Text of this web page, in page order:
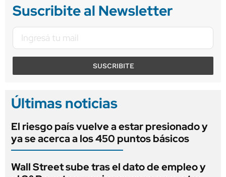
Suscribite al Newsletter
SUSCRIBITE
Últimas noticias
El riesgo país vuelve a estar presionado y
ya se acerca a los 450 puntos básicos
Wall Street sube tras el dato de empleo y